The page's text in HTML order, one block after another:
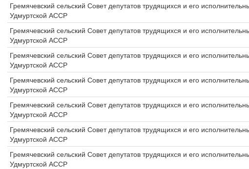
Гремячевский сельский Совет депутатов трудящихся и его
Удмуртской АССР
Гремячевский сельский Совет депутатов трудящихся и его
Удмуртской АССР
Гремячевский сельский Совет депутатов трудящихся и его
Удмуртской АССР
Гремячевский сельский Совет депутатов трудящихся и его
Удмуртской АССР
Гремячевский сельский Совет депутатов трудящихся и его
Удмуртской АССР
Гремячевский сельский Совет депутатов трудящихся и его
Удмуртской АССР
Гремячевский сельский Совет депутатов трудящихся и его
Удмуртской АССР